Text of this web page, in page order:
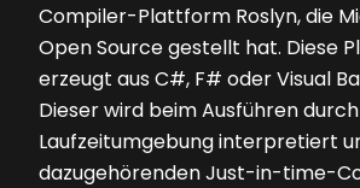
Compiler-Plattform Roslyn, die
Open Source gestellt hat. Diese
erzeugt aus C#, F# oder Visual
Dieser wird beim Ausführen
Laufzeitumgebung interpretiert
dazugehörenden Just-in-time-